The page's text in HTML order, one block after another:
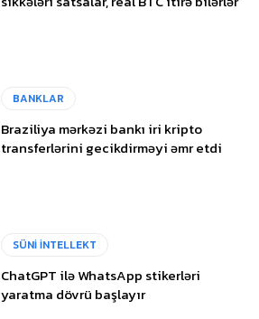
BANKLAR
Braziliya mərkəzi bankı iri kripto
transferlərini gecikdirməyi əmr etdi
SÜNİ İNTELLEKT
ChatGPT ilə WhatsApp stikerləri
yaratma dövrü başlayır